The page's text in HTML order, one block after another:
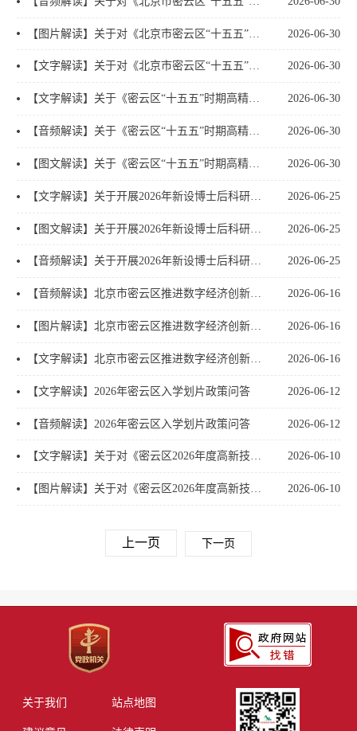
【图片解读】关于对《北京市密云区“十五五”时期科技创新发展规划》的解读 2026-06-30
【文字解读】关于对《北京市密云区“十五五”时期科技创新发展规划》的解读 2026-06-30
【文字解读】关于《密云区“十五五”时期高精尖产业发展规划》的解读 2026-06-30
【音频解读】关于《密云区“十五五”时期高精尖产业发展规划》的解读 2026-06-30
【图文解读】关于《密云区“十五五”时期高精尖产业发展规划》的解读 2026-06-30
【文字解读】关于开展2026年新设博士后科研工作站北京市博士后创新实践基地申报工作的通知 2026-06-25
【图文解读】关于开展2026年新设博士后科研工作站北京市博士后创新实践基地申报工作的通知 2026-06-25
【音频解读】关于开展2026年新设博士后科研工作站北京市博士后创新实践基地申报工作的通知 2026-06-25
【音频解读】北京市密云区推进数字经济创新发展三年行动方案（2026-2028年） 2026-06-16
【图片解读】北京市密云区推进数字经济创新发展三年行动方案（2026-2028年） 2026-06-16
【文字解读】北京市密云区推进数字经济创新发展三年行动方案（2026-2028年） 2026-06-16
【文字解读】2026年密云区入学划片政策问答 2026-06-12
【音频解读】2026年密云区入学划片政策问答 2026-06-12
【文字解读】关于对《密云区2026年度高新技术企业材料征集的工作通知》的解读 2026-06-10
【图片解读】关于对《密云区2026年度高新技术企业材料征集的工作通知》的解读 2026-06-10
上一页 下一页
关于我们 站点地图